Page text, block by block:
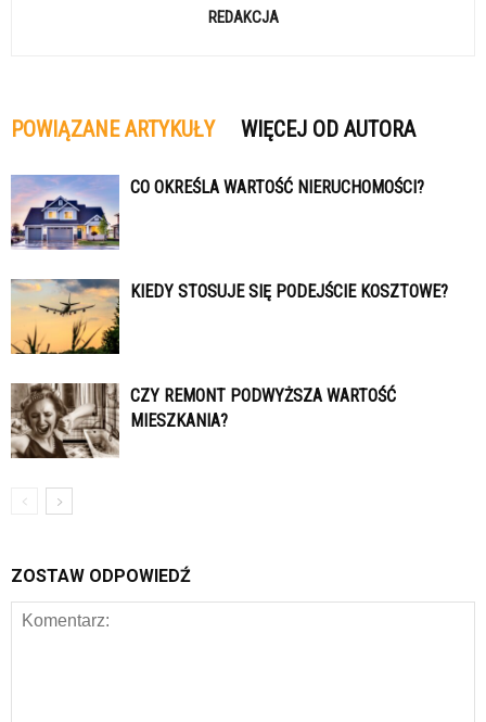
REDAKCJA
POWIĄZANE ARTYKUŁY WIĘCEJ OD AUTORA
CO OKREŚLA WARTOŚĆ NIERUCHOMOŚCI?
KIEDY STOSUJE SIĘ PODEJŚCIE KOSZTOWE?
CZY REMONT PODWYŻSZA WARTOŚĆ
MIESZKANIA?
ZOSTAW ODPOWIEDŹ